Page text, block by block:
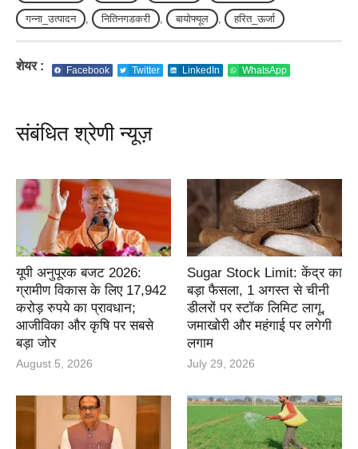
गन्ना_उत्पादन नितिनगडकरी बायोफ्यूल हरित_ऊर्जा
शेयर : Facebook Twitter LinkedIn WhatsApp
संबंधित श्रेणी न्यूज़
यूपी अनुपूरक बजट 2026:
ग्रामीण विकास के लिए 17,942
करोड़ रुपये का प्रावधान;
आजीविका और कृषि पर सबसे
बड़ा जोर
August 5, 2026
Sugar Stock Limit: केंद्र का
बड़ा फैसला, 1 अगस्त से चीनी
डीलरों पर स्टॉक लिमिट लागू,
जमाखोरी और महंगाई पर लगेगी
लगाम
July 29, 2026